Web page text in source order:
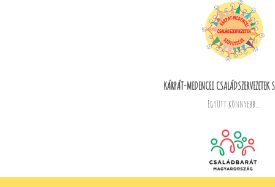
KÁRPÁT-MEDENCEI CSALÁDSZERVEZETEK
Együtt könnyebb...